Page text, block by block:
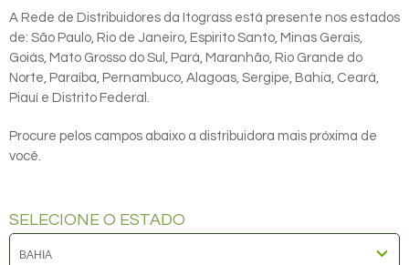
A Rede de Distribuidores da Itograss está presente nos estados
de: São Paulo, Rio de Janeiro, Espirito Santo, Minas Gerais,
Goiás, Mato Grosso do Sul, Pará, Maranhão, Rio Grande do
Norte, Paraíba, Pernambuco, Alagoas, Sergipe, Bahia, Ceará,
Piauí e Distrito Federal.
Procure pelos campos abaixo a distribuidora mais próxima de
você.
SELECIONE O ESTADO